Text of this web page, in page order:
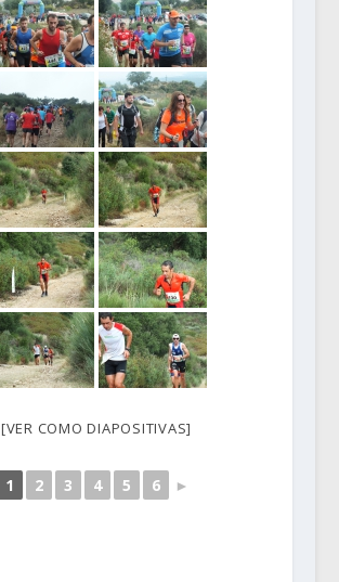
[VER COMO DIAPOSITIVAS]
1 2 3 4 5 6 ►